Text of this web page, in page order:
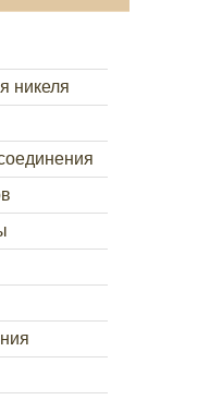
никеля